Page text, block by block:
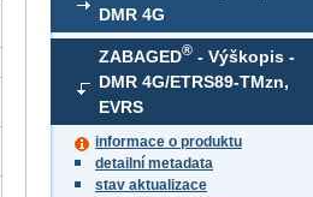
DMR 4G
ZABAGED® - Výškopis -
DMR 4G/ETRS89-TMzn,
EVRS
informace o produktu
detailní metadata
stav aktualizace